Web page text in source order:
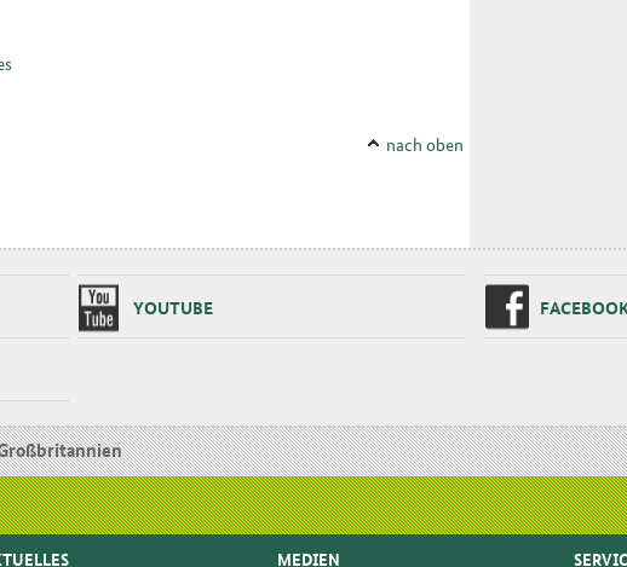
nach oben
YOU­TU­BE
MEDIEN